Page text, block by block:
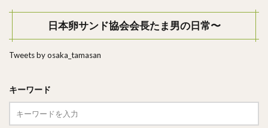
日本卵サンド協会会長たま男の日常〜
Tweets by osaka_tamasan
キーワード